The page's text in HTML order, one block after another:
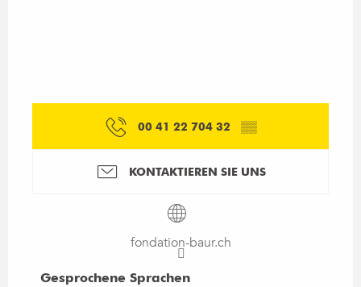
00 41 22 704 32 ▒▒
KONTAKTIEREN SIE UNS
fondation-baur.ch
Gesprochene Sprachen
Gesprochene Sprachen